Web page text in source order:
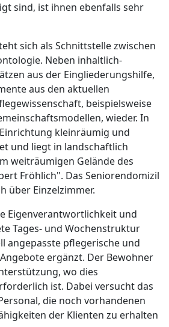
sind, ist ihnen ebenfalls sehr
sich als Schnittstelle zwischen
Neben inhaltlich-
aus der Eingliederungshilfe,
aus den aktuellen
beispielsweise
wieder. In
kleinräumig und
und liegt in landschaftlich
weiträumigen Gelände des
Fröhlich". Das Seniorendomizil
über Einzelzimmer.
Eigenverantwortlichkeit und
Tages- und Wochenstruktur
angepasste pflegerische und
ergänzt. Der Bewohner
wo dies
ist. Dabei versucht das
die noch vorhandenen
der Klienten zu erhalten